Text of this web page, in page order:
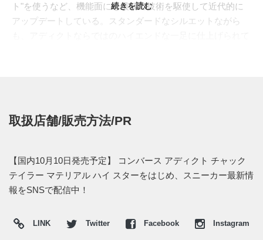
ト"を使うなど、機能面にも最新の技術を駆使して近代的に
アップデートしている。スタンダードなシルエットながら
続きを読む
取扱店舗/販売方法/PR
【国内10月10日発売予定】 コンバース アディクト チャック
テイラー マテリアル ハイ スターをはじめ、スニーカー最新情
報をSNSで配信中！
LINK Twitter Facebook Instagram